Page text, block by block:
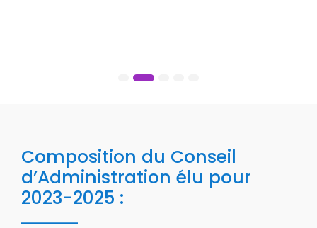
Composition du Conseil
d’Administration élu pour
2023-2025 :